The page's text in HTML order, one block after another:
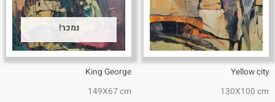
Yellow city
130X100 cm
נמכר!
King George
149X67 cm